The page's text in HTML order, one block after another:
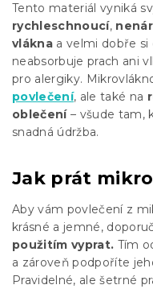
Tento materiál vyniká
rychleschnoucí,
vlákna a velmi dobře si
neabsorbuje prach ani
pro alergiky.
povlečení, ale také na
oblečení– všude tam,
snadná údržba.
Jak prát
Aby vám povlečení z
krásné a jemné,
použitím vyprat. Tím
a zároveň podpoříte
Pravidelné, ale šetrné